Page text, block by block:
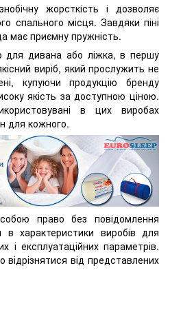
жорсткість і дозволяє
спального місця. Завдяки піні
має приємну пружність.
для дивана або ліжка, в першу
виріб, який прослужить не
купуючи продукцію бренду
якість за доступною ціною.
в цих виробах
для кожного.
право без повідомлення
характеристики виробів для
і експлуатаційних параметрів.
від представлених